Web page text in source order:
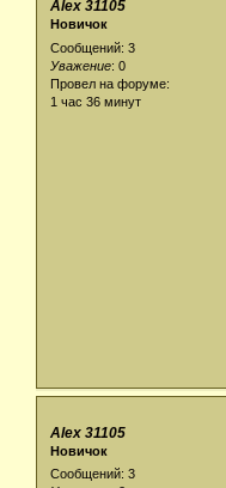
Alex 31105
Новичок
Сообщений: 3
Уважение: 0
Провел на форуме:
1 час 36 минут
Alex 31105
Новичок
Сообщений: 3